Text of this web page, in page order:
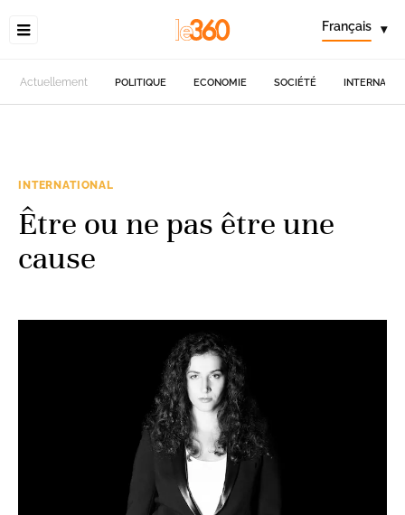
Français ▾
Actuellement POLITIQUE ECONOMIE SOCIÉTÉ
INTERNATIONAL
Être ou ne pas être une
cause